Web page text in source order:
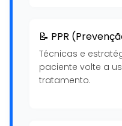
📝 PPR
Técnicas e
paciente volte a
tratamento.